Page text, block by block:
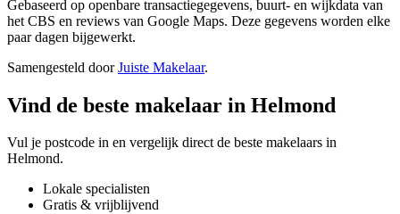
Gebaseerd op openbare transactiegegevens, buurt- en wijkdata van
het CBS en reviews van Google Maps. Deze gegevens worden elke
paar dagen bijgewerkt.
Samengesteld doorJuiste Makelaar.
Vind de beste makelaar in Helmond
Vul je postcode in en vergelijk direct de beste makelaars in
Helmond.
Lokale specialisten
Gratis & vrijblijvend